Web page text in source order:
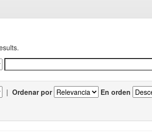
| Ordenar por En orden